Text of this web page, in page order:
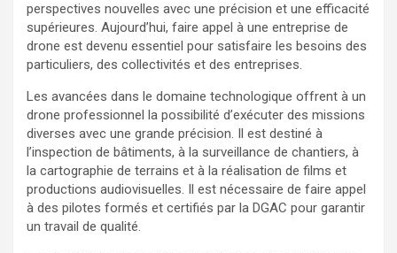
perspectives nouvelles avec une précision et une efficacité
supérieures. Aujourd’hui, faire appel à une entreprise de
drone est devenu essentiel pour satisfaire les besoins des
particuliers, des collectivités et des entreprises.
Les avancées dans le domaine technologique offrent à un
drone professionnel la possibilité d’exécuter des missions
diverses avec une grande précision. Il est destiné à
l’inspection de bâtiments, à la surveillance de chantiers, à
la cartographie de terrains et à la réalisation de films et
productions audiovisuelles. Il est nécessaire de faire appel
à des pilotes formés et certifiés par la DGAC pour garantir
un travail de qualité.